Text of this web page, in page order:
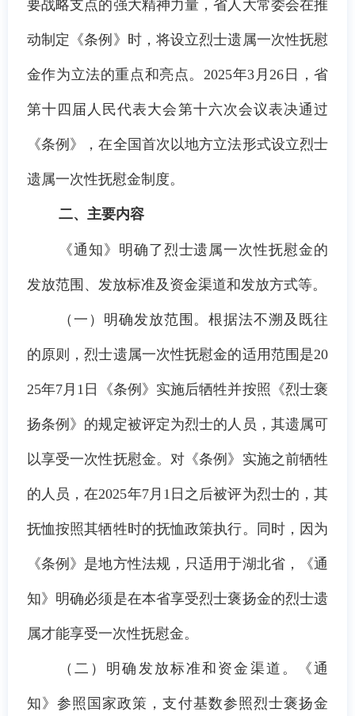
要战略支点的强大精神力量，省人大常委会在推
动制定《条例》时，将设立烈士遗属一次性抚慰
金作为立法的重点和亮点。 2025年3月26日，省
第十四届人民代表大会第十六次会议表决通过
《条例》，在全国首次以地方立法形式设立烈士
遗属一次性抚慰金制度。
二、主要内容
《通知》明确了烈士遗属一次性抚慰金的
发放范围、发放标准及资金渠道和发放方式等。
（一）明确发放范围 。根据法不溯及既往
的原则，烈士遗属一次性抚慰金的适用范围是20
25年7月1日《条例》实施后牺牲并按照《烈士褒
扬条例》的规定被评定为烈士的人员，其遗属可
以享受一次性抚慰金。对《条例》实施之前牺牲
的人员，在2025年7月1日之后被评为烈士的，其
抚恤按照其牺牲时的抚恤政策执行。同时，因为
《条例》是地方性法规，只适用于湖北省，《通
知》明确必须是在本省享受烈士褒扬金的烈士遗
属才能享受一次性抚慰金。
（二）明确发放标准和资金渠道 。《通
知》参照国家政策，支付基数参照烈士褒扬金